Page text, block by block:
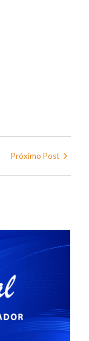
Próximo Post